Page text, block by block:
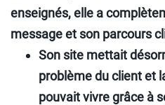
enseignés, elle a
message et son parcours
Son site mettait
problème du client et
pouvait vivre grâce à